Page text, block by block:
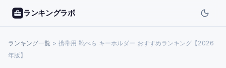
ランキングラボ
ランキング一覧 > 携帯用 靴べら キーホルダー おすすめランキング【2026
年版】